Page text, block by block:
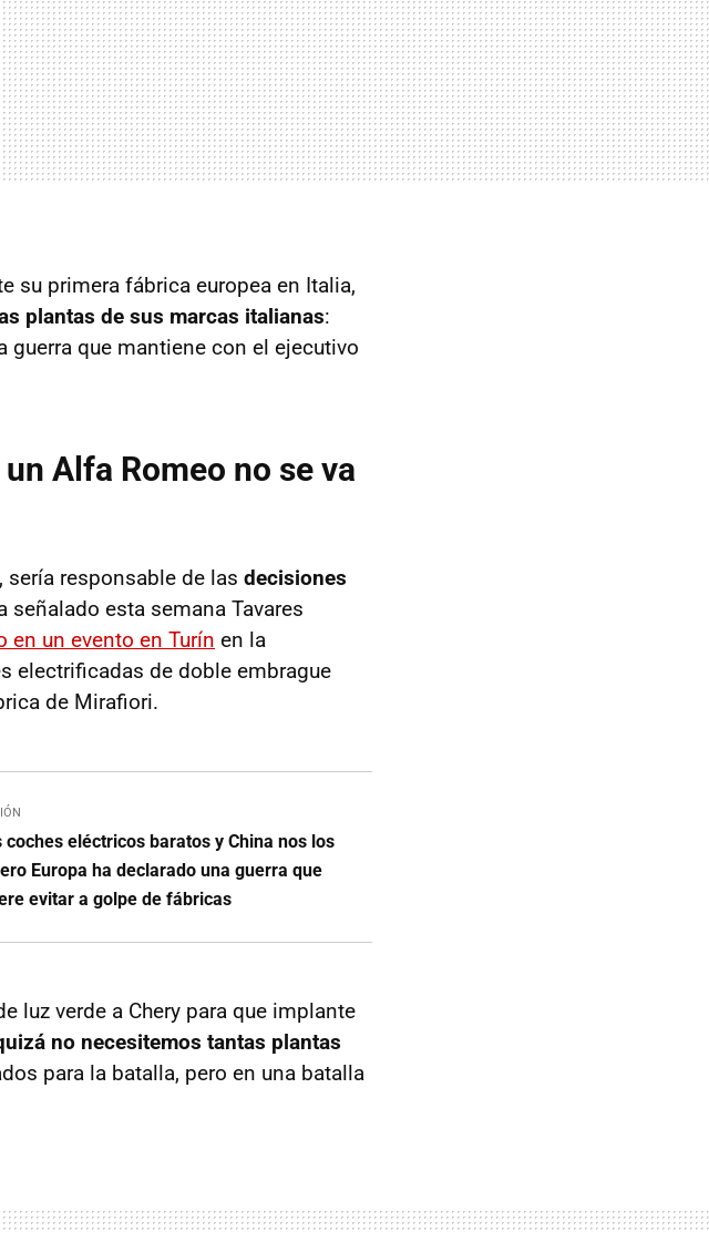
su primera fábrica europea en Italia,
plantas de sus marcas italianas:
guerra que mantiene con el ejecutivo
Alfa Romeo no se va
responsable de las decisiones
señalado esta semana Tavares
en un evento en Turín en la
electrificadas de doble embrague
de Mirafiori.
coches eléctricos baratos y China nos los
Europa ha declarado una guerra que
evitar a golpe de fábricas
luz verde a Chery para que implante
no necesitemos tantas plantas
para la batalla, pero en una batalla